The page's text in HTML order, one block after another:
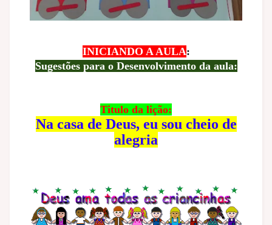
INICIANDO A AULA:
Sugestões para o Desenvolvimento da aula:
Titulo da lição:
Na casa de Deus, eu sou cheio de
alegria